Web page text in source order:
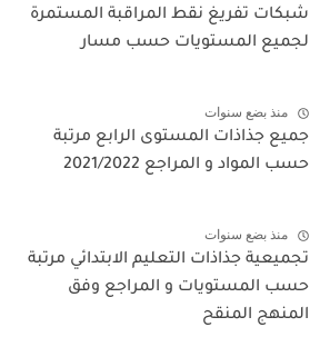
شبكات تفريغ نقط المراقبة المستمرة
لجميع المستويات حسب مسار
منذ بضع سنوات
جميع جذاذات المستوى الرابع مرتبة
حسب المواد و المراجع 2021/2022
منذ بضع سنوات
تجميعية جذاذات التعليم الابتدائي مرتبة
حسب المستويات و المراجع وفق
المنهج المنقح